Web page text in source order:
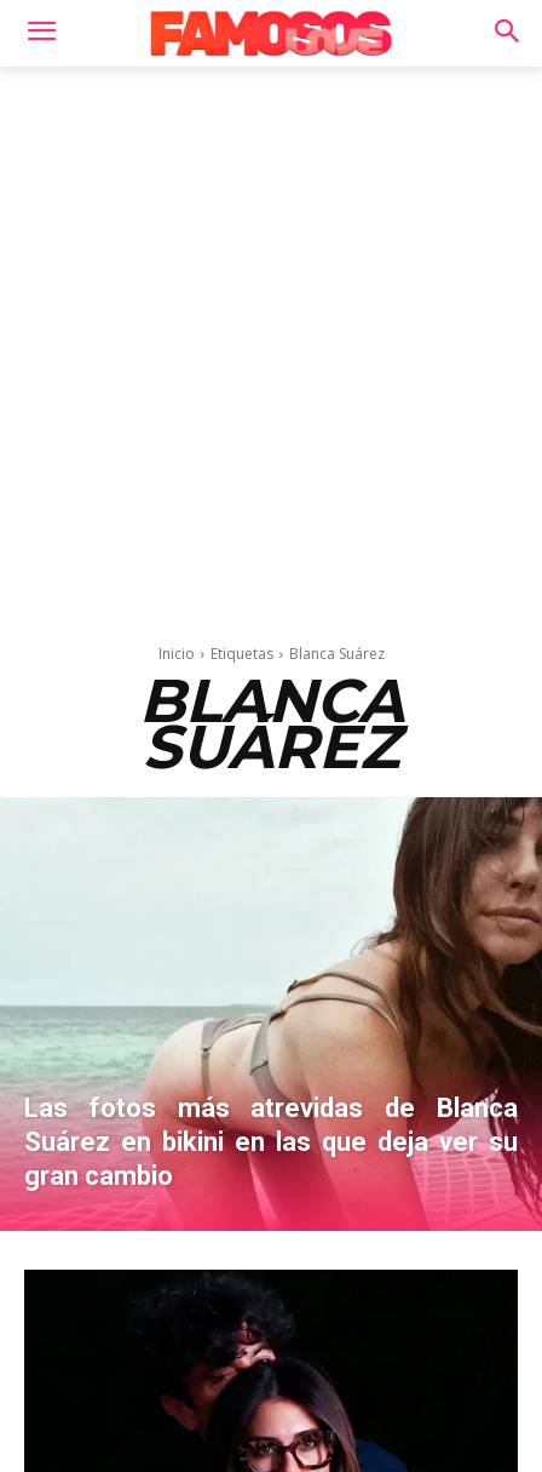
Inicio Etiquetas Blanca Suárez
BLANCA
SUÁREZ
Las fotos más atrevidas de Blanca
Suárez en bikini en las que deja ver su
gran cambio